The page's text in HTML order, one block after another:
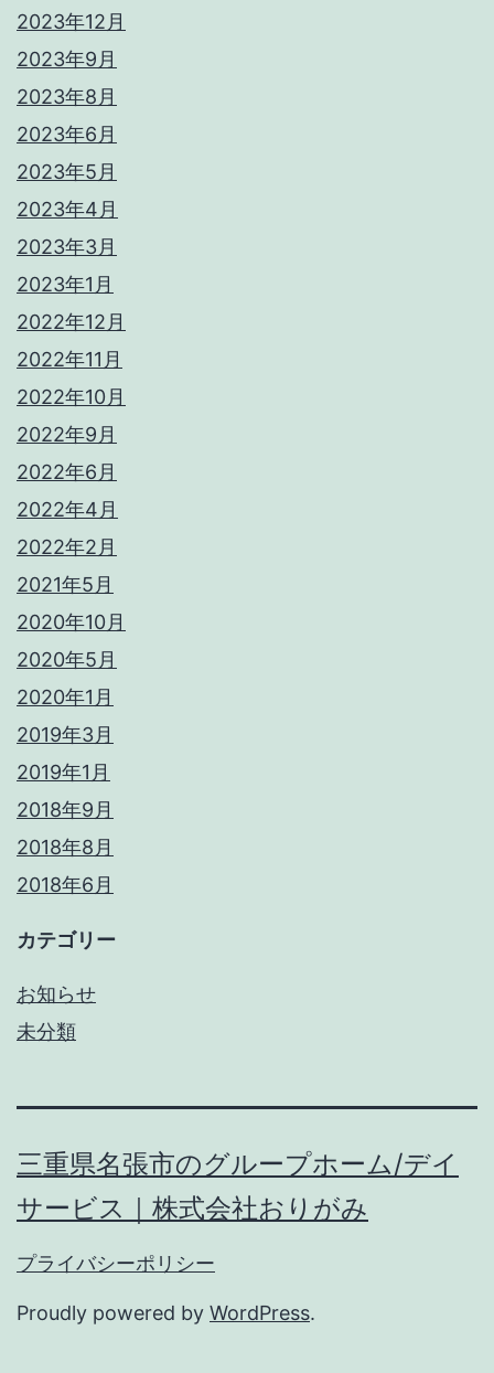
2023年12月
2023年9月
2023年8月
2023年6月
2023年5月
2023年4月
2023年3月
2023年1月
2022年12月
2022年11月
2022年10月
2022年9月
2022年6月
2022年4月
2022年2月
2021年5月
2020年10月
2020年5月
2020年1月
2019年3月
2019年1月
2018年9月
2018年8月
2018年6月
カテゴリー
お知らせ
未分類
三重県名張市のグループホーム/デイ
サービス｜株式会社おりがみ
プライバシーポリシー
Proudly powered by WordPress.